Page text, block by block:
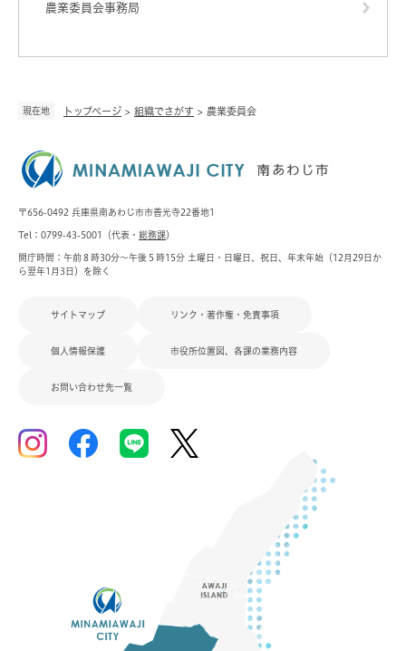
現在地 トップページ > 組織でさがす > 農業委員会
農業委員会事務局
〒656-0492 兵庫県南あわじ市市善光寺22番地1
Tel：0799-43-5001（代表・ 総務課）
開庁時間：午前８時30分～午後５時15分 土曜日・日曜日、祝日、年末年始（12月29日か
ら翌年1月3日）を除く
サイトマップ リンク・著作権・免責事項
個人情報保護 市役所位置図、各課の業務内容
お問い合わせ先一覧